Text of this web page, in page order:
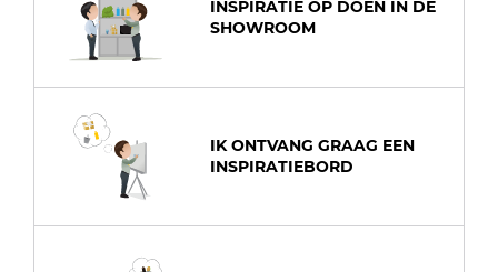
INSPIRATIE OP DOEN IN DE
SHOWROOM
IK ONTVANG GRAAG EEN
INSPIRATIEBORD